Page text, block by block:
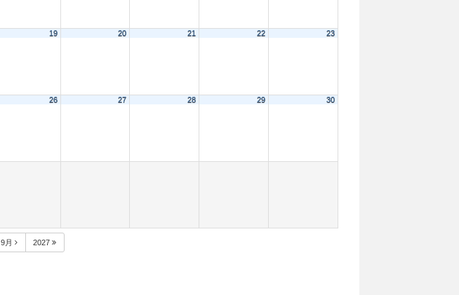
19 20 21 22 23
26 27 28 29 30
9月 2027